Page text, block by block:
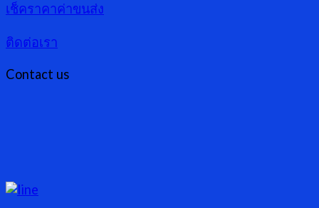
เช็คราคาค่าขนส่ง
ติดต่อเรา
Contact us